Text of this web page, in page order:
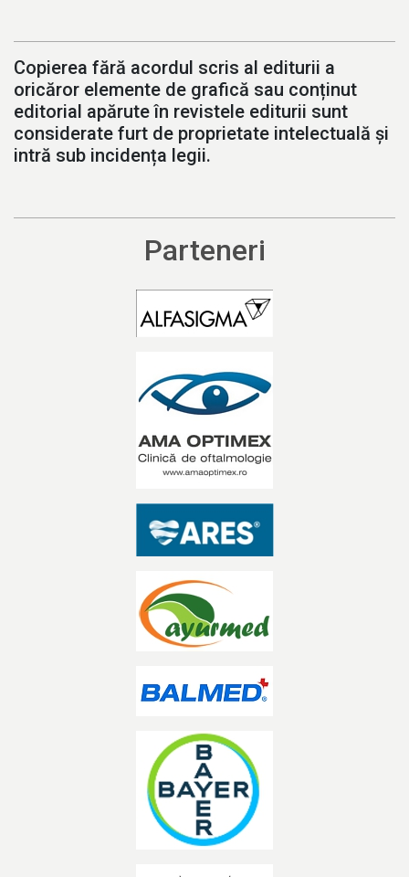
Copierea fără acordul scris al editurii a
oricăror elemente de grafică sau conținut
editorial apărute în revistele editurii sunt
considerate furt de proprietate intelectuală și
intră sub incidența legii.
Parteneri